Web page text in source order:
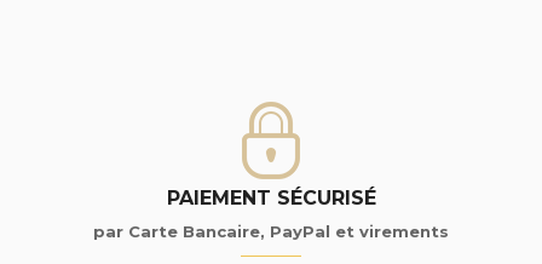
PAIEMENT SÉCURISÉ
par Carte Bancaire, PayPal et virements